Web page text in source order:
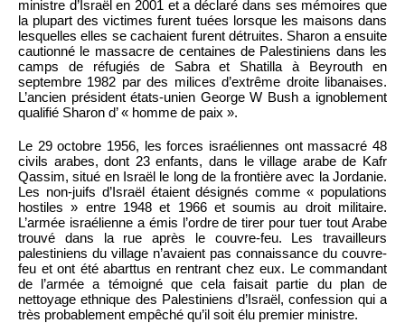
ministre d’Israël en 2001 et a déclaré dans ses mémoires que
la plupart des victimes furent tuées lorsque les maisons dans
lesquelles elles se cachaient furent détruites. Sharon a ensuite
cautionné le massacre de centaines de Palestiniens dans les
camps de réfugiés de Sabra et Shatilla à Beyrouth en
septembre 1982 par des milices d’extrême droite libanaises.
L’ancien président états-unien George W Bush a ignoblement
qualifié Sharon d’ « homme de paix ».
Le 29 octobre 1956, les forces israéliennes ont massacré 48
civils arabes, dont 23 enfants, dans le village arabe de Kafr
Qassim, situé en Israël le long de la frontière avec la Jordanie.
Les non-juifs d’Israël étaient désignés comme « populations
hostiles » entre 1948 et 1966 et soumis au droit militaire.
L’armée israélienne a émis l’ordre de tirer pour tuer tout Arabe
trouvé dans la rue après le couvre-feu. Les travailleurs
palestiniens du village n’avaient pas connaissance du couvre-
feu et ont été abarttus en rentrant chez eux. Le commandant
de l’armée a témoigné que cela faisait partie du plan de
nettoyage ethnique des Palestiniens d’Israël, confession qui a
très probablement empêché qu’il soit élu premier ministre.